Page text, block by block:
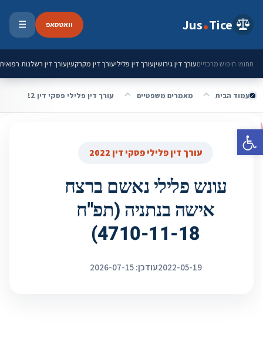
פתח סרגל נגישות
Jus Tice וואטסאפ ☰
תחומי חיפוש מרכזייםעורך דין גירושיןעורך דין פליליעורך דין מקרקעיןעורך דין רשלנות רפואית
עמוד הבית מאמרים משפטיים עורך דין פלילי פסקי דין 2022
עורך דין פלילי פסקי דין 2022
עונש פלילי נאשם ברצח
אישה בנתניה (תפ"ח
4710-11-18)
2022-05-19עודכן: 2026-07-15